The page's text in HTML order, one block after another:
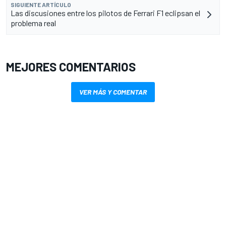
SIGUIENTE ARTÍCULO
Las discusiones entre los pilotos de Ferrari F1 eclipsan el
problema real
MEJORES COMENTARIOS
VER MÁS Y COMENTAR